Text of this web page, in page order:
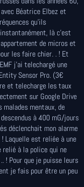
Béatrice Elbez et
qu'ils
là c'est
de micros et
les faire chier. . ! Et
j'ai telechargé une
Sensor Pro. (3€
et telecharge les taux
sur Google Drive
mentaux, de
à 400 mG/jours
déclenchait mon alarme
Laquelle est reliée à une
relié à la police qui ne
! Pour que je puisse leurs
je fais pour être un peu